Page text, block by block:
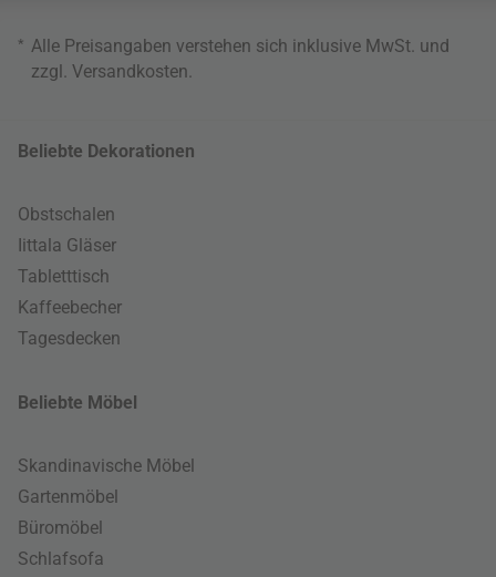
* Alle Preisangaben verstehen sich inklusive MwSt. und
zzgl. Versandkosten
Beliebte Dekorationen
Obstschalen
Iittala Gläser
Tabletttisch
Kaffeebecher
Tagesdecken
Beliebte Möbel
Skandinavische Möbel
Gartenmöbel
Büromöbel
Schlafsofa